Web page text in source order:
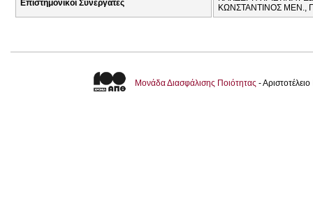
Επιστημονικοί Συνεργάτες
ΚΩΝΣΤΑΝΤΙΝΟΣ ΜΕΝ.,
Μονάδα Διασφάλισης Ποιότητας -